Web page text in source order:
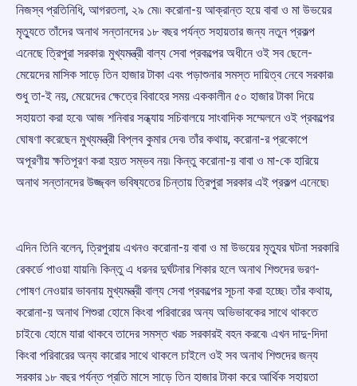
নিজস্ব প্রতিনিধি, আগরতলা, ২৯ মে৷৷ করোনা-য় আক্রান্ত হয়ে বাবা ও মা উভয়ের
মৃত্যুতে তাঁদের অনাথ সন্তানদের ১৮ বছর পর্যন্ত সহায়তার জন্য নতুন প্রকল্প
এনেছে ত্রিপুরা সরকার৷ মুখ্যমন্ত্রী বাল্য সেবা প্রকল্পের অধীনে ওই সব ছেলে-
মেয়েদের মাসিক সাড়ে তিন হাজার টাকা এবং পড়াশুনার সমস্ত দায়িত্ব নেবে সরকার৷
শুধু তা-ই নয়, মেয়েদের ক্ষেত্রে বিবাহের সময় এককালীন ৫০ হাজার টাকা দিয়ে
সহায়তা করা হবে৷ আজ শনিবার সন্ধ্যায় সচিবালয়ে সাংবাদিক সম্মেলনে ওই প্রকল্পের
ঘোষণা করেছেন মুখ্যমন্ত্রী বিপ্লব কুমার দেব৷ তাঁর কথায়, করোনা-র প্রকোপে
অপূরণীয় ক্ষতিপূরণ করা হয়ত সম্ভব নয়৷ কিন্তু করোনা-য় বাবা ও মা-কে হারিয়ে
অনাথ সন্তানদের উজ্জ্বল ভবিষ্যতের চিন্তায় ত্রিপুরা সরকার এই প্রকল্প এনেছে৷
এদিন তিনি বলেন, ত্রিপুরায় এখনও করোনা-য় বাবা ও মা উভয়ের মৃত্যুর ঘটনা সরকারি
রেকর্ডে পাওয়া যায়নি৷ কিন্তু এ ধরনর দুর্ঘটনার শিকার হলে অনাথ শিশুদের ভরণ-
পোষণ নেওয়ার ভাবনায় মুখ্যমন্ত্রী বাল্য সেবা প্রকল্পের সূচনা করা হচ্ছে৷ তাঁর কথায়,
করোনা-য় অনাথ শিশুরা হোমে কিংবা পরিবারের অন্য অভিভাবকের সাথে থাকতে
চাইবে৷ হোমে যারা থাকবে তাদের সমস্ত খরচ সরকারই বহন করবে৷ এখন দাদু-দিদা
কিংবা পরিবারের অন্য কারোর সাথে থাকলে চাইলে ওই সব অনাথ শিশুদের জন্য
সরকার ১৮ বছর পর্যন্ত প্রতি মাসে সাড়ে তিন হাজার টাকা করে আর্থিক সহায়তা